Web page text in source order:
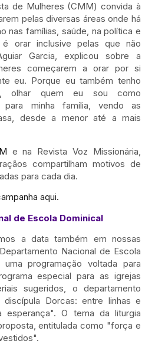
de Mulheres (CMM) convida à
pelas diversas áreas onde há
nas famílias, saúde, na política e
orar inclusive pelas que não
Garcia, explicou sobre a
começarem a orar por si
eu. Porque eu também tenho
olhar quem eu sou como
para minha família, vendo as
desde a menor até a mais
e na Revista Voz Missionária,
compartilham motivos de
para cada dia.
aqui.
de Escola Dominical
a data também em nossas
Nacional de Escola
uma programação voltada para
especial para as igrejas
sugeridos, o departamento
Dorcas: entre linhas e
esperança". O tema da liturgia
entitulada como "força e